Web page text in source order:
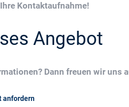
Kontaktaufnahme!
Angebot
Dann freuen wir uns
anfordern